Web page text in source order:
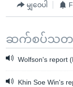
မျှဝေပါ
ဆက်စပ်သတင်
Wolfson's report
Khin Soe Win's